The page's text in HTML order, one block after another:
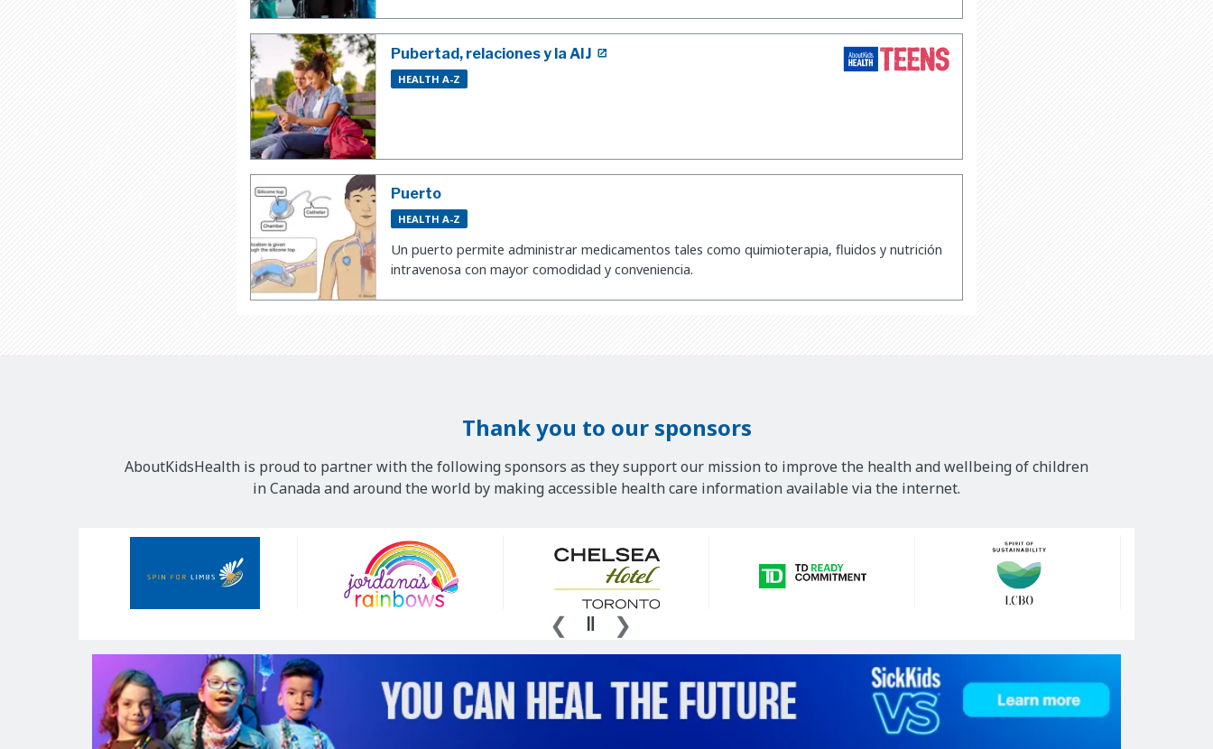
Pubertad, relaciones y la AIJ
HEALTH A-Z
Puerto
HEALTH A-Z
Un puerto permite administrar medicamentos tales como quimioterapia, fluidos y nutrición
intravenosa con mayor comodidad y conveniencia.
Thank you to our sponsors
AboutKidsHealth is proud to partner with the following sponsors as they support our mission to improve the health and wellbeing of children
in Canada and around the world by making accessible health care information available via the internet.